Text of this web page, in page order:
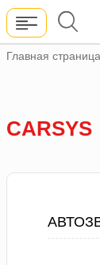
Главная страница
CARSYS